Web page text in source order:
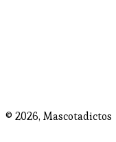
© 2026, Mascotadictos